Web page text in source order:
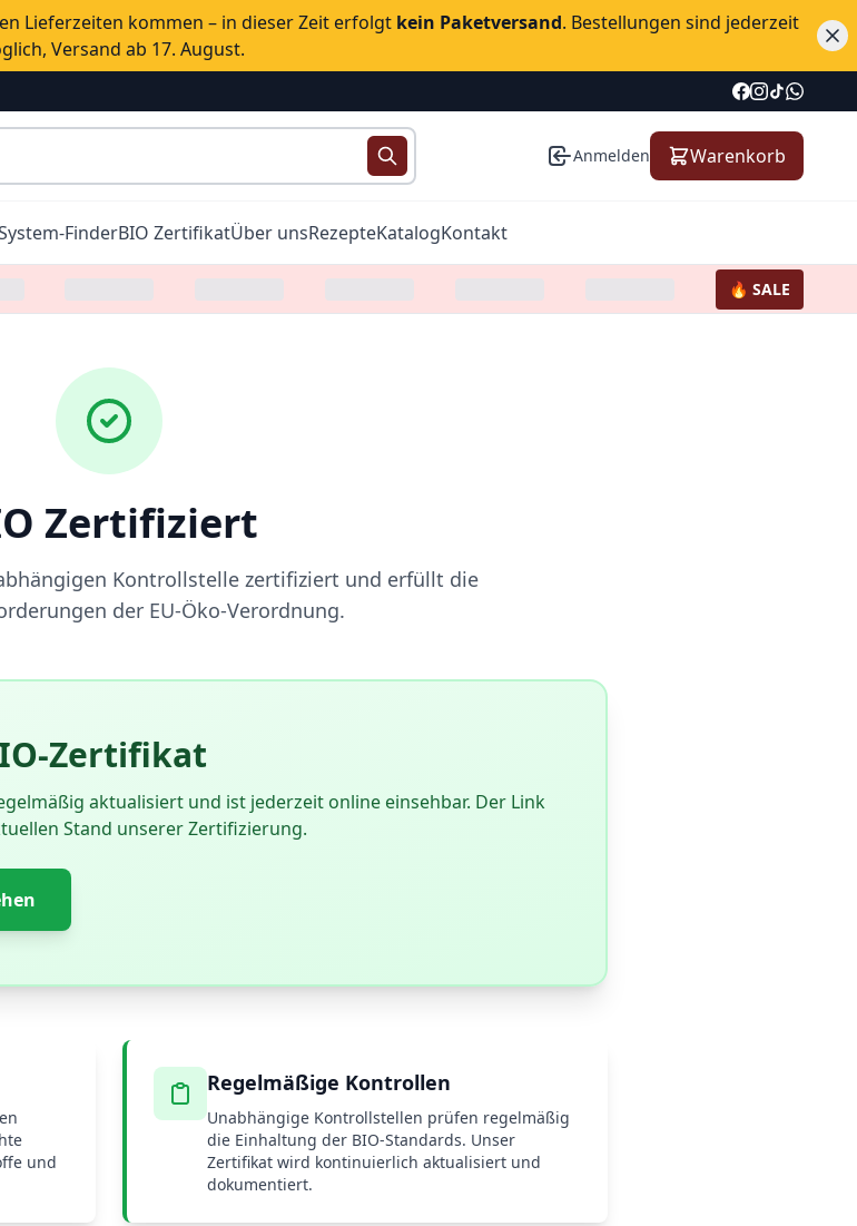
Lieferzeiten kommen – in dieser Zeit erfolgt kein Paketversand. Bestellungen sind jederzeit
Versand ab 17. August.
Anmelden Warenkorb
FinderBIO ZertifikatÜber unsRezepteKatalogKontakt
🔥 SALE
Zertifiziert
Kontrollstelle zertifiziert und erfüllt die
der EU-Öko-Verordnung.
Zertifikat
aktualisiert und ist jederzeit online einsehbar. Der Link
Stand unserer Zertifizierung.
und
Regelmäßige Kontrollen
Unabhängige Kontrollstellen prüfen regelmäßig
die Einhaltung der BIO-Standards. Unser
Zertifikat wird kontinuierlich aktualisiert und
dokumentiert.